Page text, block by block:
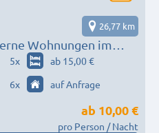
26,77 km
5x
ab 15,00 €
6x auf Anfrage
ab 10,00 €
pro Person / Nacht